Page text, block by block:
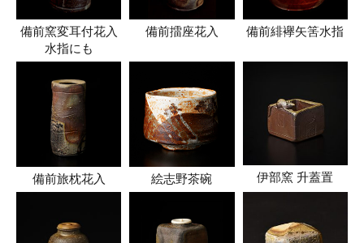
備前窯変耳付花入
水指にも
備前擂座花入 備前緋襷矢筈水指
備前旅枕花入 絵志野茶碗 伊部窯 升蓋置